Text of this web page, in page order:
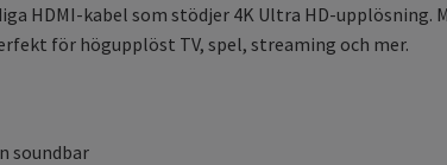
HDMI-kabel som stödjer 4K Ultra HD-upplösning.
för högupplöst TV, spel, streaming och mer.
soundbar